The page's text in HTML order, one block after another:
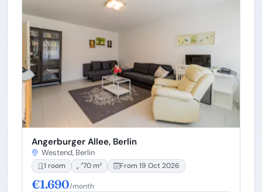
Angerburger Allee, Berlin
Westend, Berlin
1 room 70 m² From 19 Oct 2026
€1.690/month